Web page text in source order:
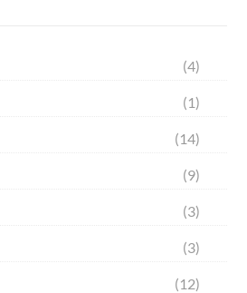
(4)
(1)
(14)
(9)
(3)
(3)
(12)